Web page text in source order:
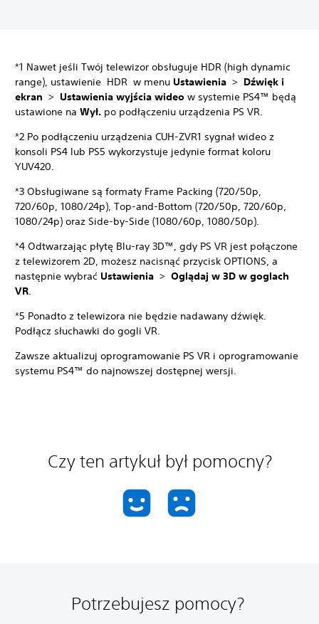
*1 Nawet jeśli Twój telewizor obsługuje HDR (high dynamic
range), ustawienie HDR w menu Ustawienia > Dźwięk i
ekran > Ustawienia wyjścia wideo w systemie PS4™ będą
ustawione na Wył. po podłączeniu urządzenia PS VR.
*2 Po podłączeniu urządzenia CUH-ZVR1 sygnał wideo z
konsoli PS4 lub PS5 wykorzystuje jedynie format koloru
YUV420.
*3 Obsługiwane są formaty Frame Packing (720/50p,
720/60p, 1080/24p), Top-and-Bottom (720/50p, 720/60p,
1080/24p) oraz Side-by-Side (1080/60p, 1080/50p).
*4 Odtwarzając płytę Blu-ray 3D™, gdy PS VR jest połączone
z telewizorem 2D, możesz nacisnąć przycisk OPTIONS, a
następnie wybrać Ustawienia > Oglądaj w 3D w goglach
VR.
*5 Ponadto z telewizora nie będzie nadawany dźwięk.
Podłącz słuchawki do gogli VR.
Zawsze aktualizuj oprogramowanie PS VR i oprogramowanie
systemu PS4™ do najnowszej dostępnej wersji.
Czy ten artykuł był pomocny?
Potrzebujesz pomocy?